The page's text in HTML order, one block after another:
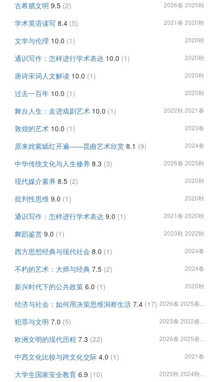
古希腊文明 9.5 (2) 2026春 2025秋
学术英语读写 8.4 (5) 2021春 2020秋
文学与伦理 10.0 (1) 2020秋
通识写作：怎样进行学术表达 10.0 (1) 2020秋
唐诗宋词人文解读 10.0 (1) 2020秋
过去一百年 10.0 (1) 2020秋
舞台人生：走进戏剧艺术 10.0 (1) 2022秋 2021春
敦煌的艺术 10.0 (1) 2023春
原来姹紫嫣红开遍——昆曲艺术欣赏 8.1 (9) 2024春
中华传统文化与人生修养 8.3 (3) 2026春 2025秋
现代媒介素养 8.5 (2) 2020秋
批判性思维 9.0 (1) 2020秋
通识写作：怎样进行学术表达 9.0 (1) 2021春 2020秋
舞蹈鉴赏 9.0 (1) 2023秋 2022秋
西方思想经典与现代社会 8.0 (1) 2024春
不朽的艺术：大师与经典 7.5 (2) 2024春
新兴时代下的公共政策 6.0 (1) 2020秋
经济与社会：如何用决策思维洞察生活 7.4 (17) 2026春 2025春...
犯罪与文明 7.0 (5) 2023春 2022春...
欧洲文明的现代历程 7.3 (22) 2026春 2025春...
中西文化比较与跨文化交际 4.0 (1) 2021春
大学生国家安全教育 6.9 (10) 2025秋 2024秋...